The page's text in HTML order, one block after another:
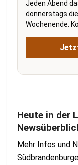
Jeden Abend
donnerstags
Wochenende.
Heute in der
Mehr Infos und